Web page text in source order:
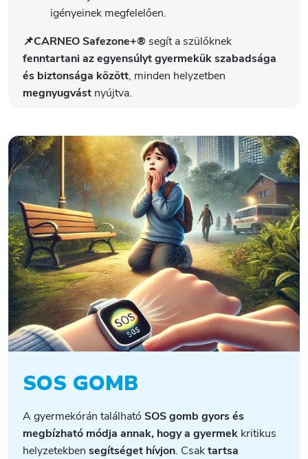
igényeinek megfelelően.
📌CARNEO Safezone+® segít a szülőknek
fenntartani az egyensúlyt gyermekük szabadsága
és biztonsága között, minden helyzetben
megnyugvást nyújtva.
SOS GOMB
A gyermekórán találhatóSOS gomb gyors és
megbízható módja annak, hogy a gyermek kritikus
helyzetekbensegítséget hívjon. Csaktartsa